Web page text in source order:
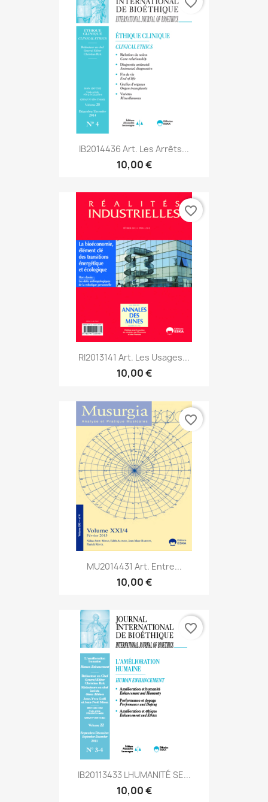
IB2014436 Art. Les Arrêts...
10,00 €
RI2013141 Art. Les Usages...
10,00 €
favorite_border
MU2014431 Art. Entre...
10,00 €
favorite_border
IB20113433 LHUMANITÉ SE...
10,00 €
favorite_border